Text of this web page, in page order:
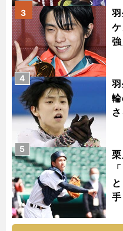
3
4
5